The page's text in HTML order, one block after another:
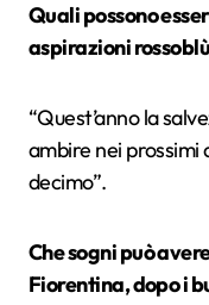
Quali possono
aspirazioni
“Quest’anno la
ambire nei prossimi
decimo”.
Che sogni può
Fiorentina, dopo i